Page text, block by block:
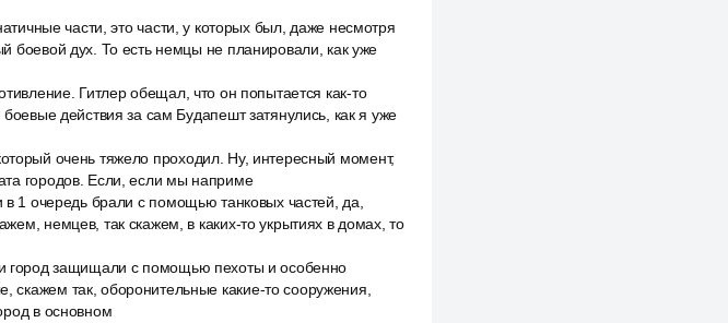
части, это части, у которых был, даже несмотря
боевой дух. То есть немцы не планировали, как уже
Гитлер обещал, что он попытается как-то
действия за сам Будапешт затянулись, как я уже
очень тяжело проходил. Ну, интересный момент,
городов. Если, если мы наприме
в 1 очередь брали с помощью танковых частей, да,
немцев, так скажем, в каких-то укрытиях в домах, то
город защищали с помощью пехоты и особенно
так, оборонительные какие-то сооружения,
в основном